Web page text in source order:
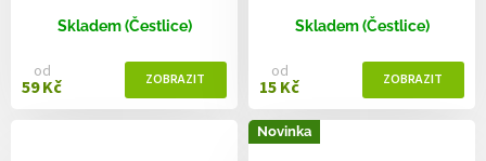
Skladem (Čestlice)
od
59 Kč
Skladem (Čestlice)
od
15 Kč
Novinka